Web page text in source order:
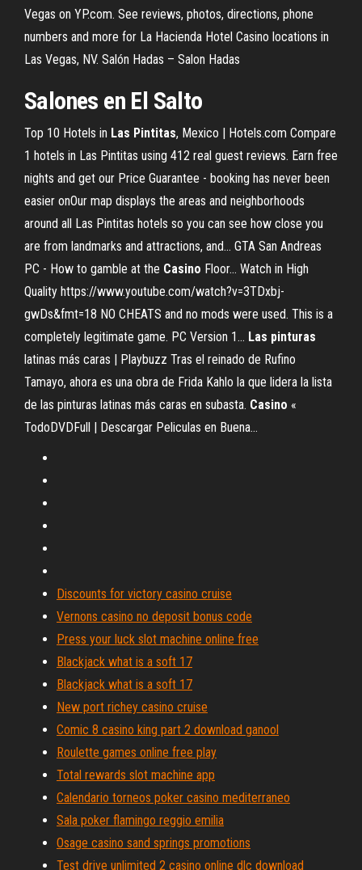
Vegas on YP.com. See reviews, photos, directions, phone
numbers and more for La Hacienda Hotel Casino locations in
Las Vegas, NV. Salón Hadas – Salon Hadas
Salones en El Salto
Top 10 Hotels in Las Pintitas, Mexico | Hotels.com Compare
1 hotels in Las Pintitas using 412 real guest reviews. Earn free
nights and get our Price Guarantee - booking has never been
easier onOur map displays the areas and neighborhoods
around all Las Pintitas hotels so you can see how close you
are from landmarks and attractions, and... GTA San Andreas
PC - How to gamble at the Casino Floor… Watch in High
Quality https://www.youtube.com/watch?v=3TDxbj-
gwDs&fmt=18 NO CHEATS and no mods were used. This is a
completely legitimate game. PC Version 1... Las pinturas
latinas más caras | Playbuzz Tras el reinado de Rufino
Tamayo, ahora es una obra de Frida Kahlo la que lidera la lista
de las pinturas latinas más caras en subasta. Casino «
TodoDVDFull | Descargar Peliculas en Buena…
Discounts for victory casino cruise
Vernons casino no deposit bonus code
Press your luck slot machine online free
Blackjack what is a soft 17
Blackjack what is a soft 17
New port richey casino cruise
Comic 8 casino king part 2 download ganool
Roulette games online free play
Total rewards slot machine app
Calendario torneos poker casino mediterraneo
Sala poker flamingo reggio emilia
Osage casino sand springs promotions
Test drive unlimited 2 casino online dlc download